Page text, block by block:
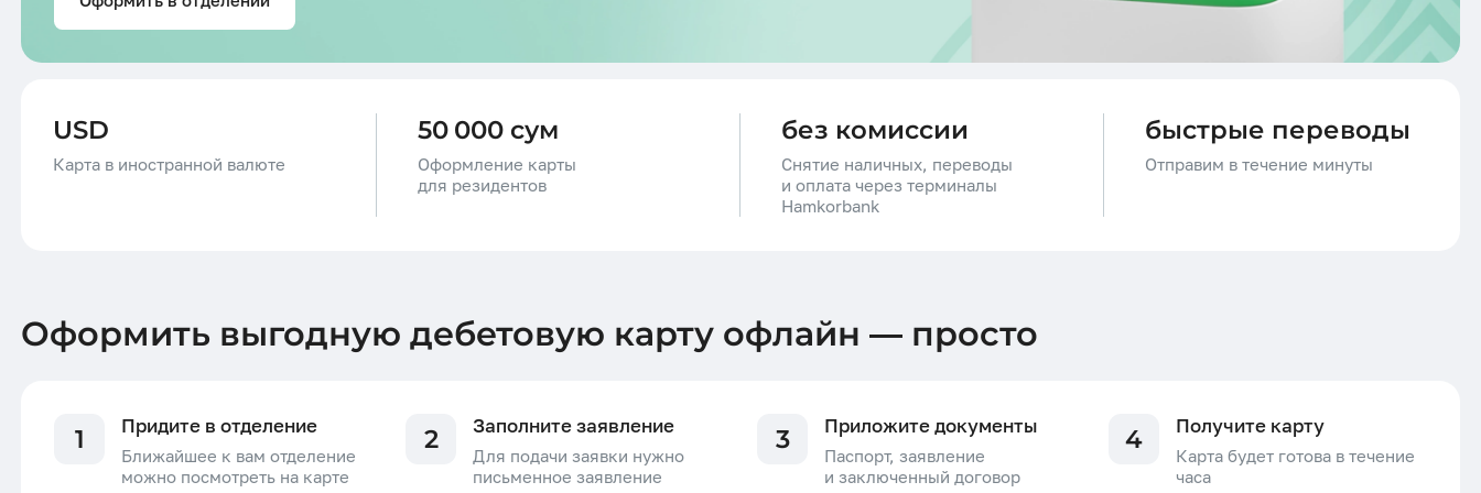
USD
Карта в иностранной валюте
50 000 сум
Оформление карты
для резидентов
без комиссии
Снятие наличных, переводы
и оплата через терминалы
Hamkorbank
быстрые переводы
Отправим в течение минуты
Оформить выгодную дебетовую карту офлайн — просто
1 Придите в отделение
Ближайшее к вам отделение
можно посмотреть на карте
2 Заполните заявление
Для подачи заявки нужно
письменное заявление
3 Приложите документы
Паспорт, заявление
и заключенный договор
4 Получите карту
Карта будет готова в течение
часа